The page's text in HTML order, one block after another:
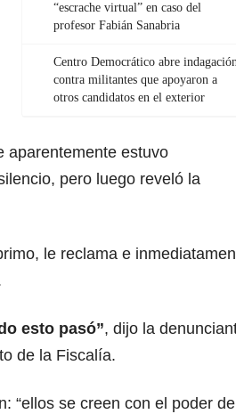
“escrache virtual” en caso del
profesor Fabián Sanabria
Centro Democrático abre
contra militantes que apoyaron a
otros candidatos en el exterior
aparentemente estuvo
pero luego reveló la
le reclama e
esto pasó”, dijo la
de la Fiscalía.
“ellos se creen con el poder de